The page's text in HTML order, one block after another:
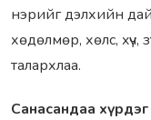
нэрийг дэлхийн
хөдөлмөр, хөлc, xүч,
талархлаа.
Санасандаа